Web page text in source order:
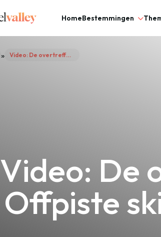
HomeBestemmingen
» Video: De overtreffende trap van Offpiste skiën… Heli Skiën/Board
Video: De
Offpiste